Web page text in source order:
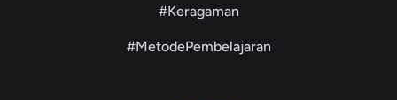
#Keragaman
#MetodePembelajaran